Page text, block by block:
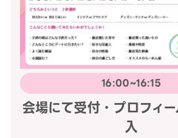
16:00~16:15
会場にて受付・プロフィ
入